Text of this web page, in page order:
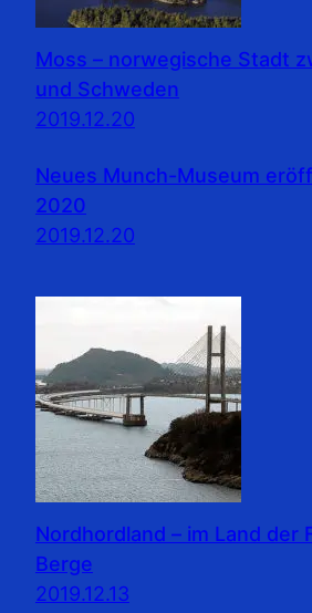
Moss – norwegische Stadt
und Schweden
2019.12.20
Neues Munch-Museum
2020
2019.12.20
Nordhordland – im Land der
Berge
2019.12.13